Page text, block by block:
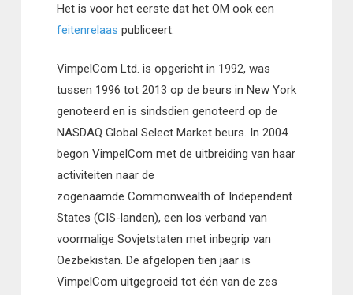
Het is voor het eerste dat het OM ook een
feitenrelaas publiceert.
VimpelCom Ltd. is opgericht in 1992, was
tussen 1996 tot 2013 op de beurs in New York
genoteerd en is sindsdien genoteerd op de
NASDAQ Global Select Market beurs. In 2004
begon VimpelCom met de uitbreiding van haar
activiteiten naar de
zogenaamde Commonwealth of Independent
States (CIS-landen), een los verband van
voormalige Sovjetstaten met inbegrip van
Oezbekistan. De afgelopen tien jaar is
VimpelCom uitgegroeid tot één van de zes